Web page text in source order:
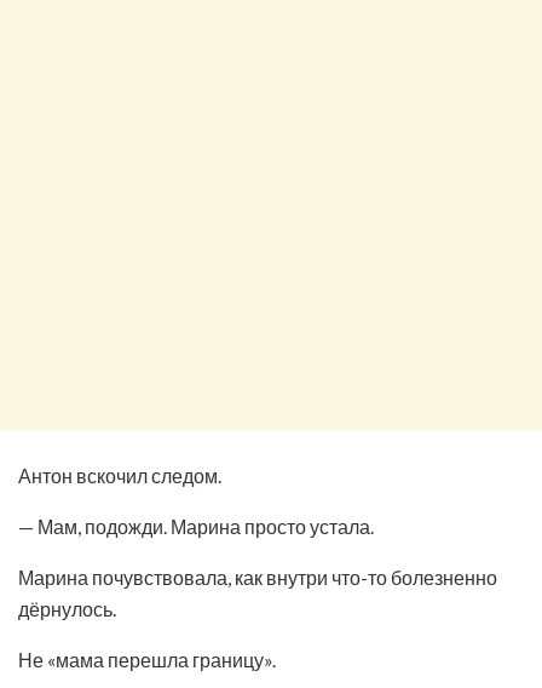
Антон вскочил следом.
— Мам, подожди. Марина просто устала.
Марина почувствовала, как внутри что-то болезненно
дёрнулось.
Не «мама перешла границу».